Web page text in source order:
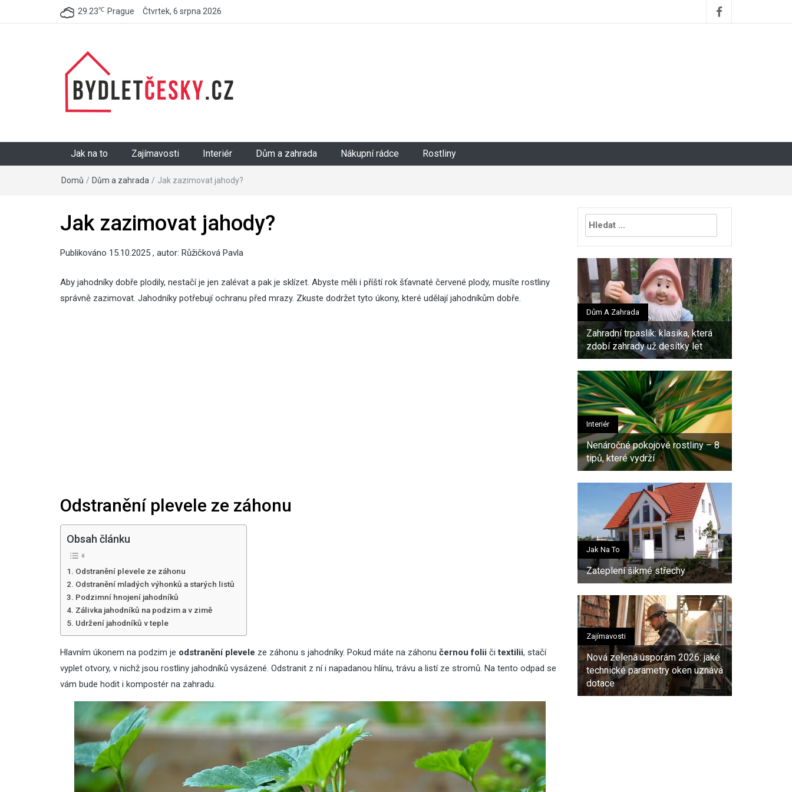
29.23℃ Prague Čtvrtek, 6 srpna 2026
Jak na to Zajímavosti Interiér Dům a zahrada Nákupní rádce Rostliny
Domů / Dům a zahrada / Jak zazimovat jahody?
Jak zazimovat jahody?
Publikováno 15.10.2025 , autor: Růžičková Pavla
Aby jahodníky dobře plodily, nestačí je jen zalévat a pak je sklízet. Abyste měli i příští rok šťavnaté červené plody, musíte rostliny
správně zazimovat. Jahodníky potřebují ochranu před mrazy. Zkuste dodržet tyto úkony, které udělají jahodníkům dobře.
Odstranění plevele ze záhonu
Obsah článku
Odstranění plevele ze záhonu
Odstranění mladých výhonků a starých listů
Podzimní hnojení jahodníků
Zálivka jahodníků na podzim a v zimě
Udržení jahodníků v teple
Hlavním úkonem na podzim je odstranění plevele ze záhonu s jahodníky. Pokud máte na záhonu černou folii či textilii, stačí
vyplet otvory, v nichž jsou rostliny jahodníků vysázené. Odstranit z ní i napadanou hlínu, trávu a listí ze stromů. Na tento odpad se
vám bude hodit i kompostér na zahradu
Vyhledávání
Dům A Zahrada
Zahradní trpaslík: klasika, která
zdobí zahrady už desítky let
Interiér
Nenáročné pokojové rostliny – 8
tipů, které vydrží
Jak Na To
Zateplení šikmé střechy
Zajímavosti
Nová zelená úsporám 2026: jaké
technické parametry oken uznává
dotace